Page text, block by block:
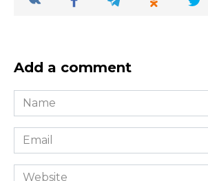
Add a comment
Name
*
Email
*
Website